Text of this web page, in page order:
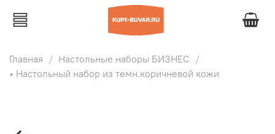
Главная
Настольные наборы БИЗНЕС
• Настольный набор из темн.коричневой кожи